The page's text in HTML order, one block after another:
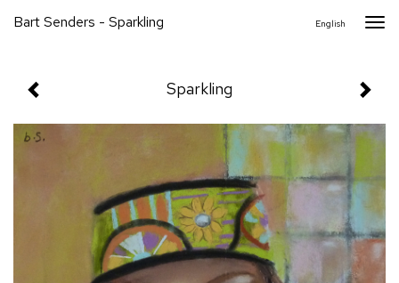
Bart Senders - Sparkling English
Sparkling